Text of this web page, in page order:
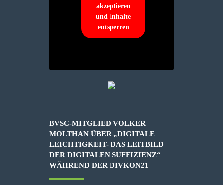
akzeptieren
und Inhalte
entsperren
BVSC-MITGLIED VOLKER
MOLTHAN ÜBER „DIGITALE
LEICHTIGKEIT- DAS LEITBILD
DER DIGITALEN SUFFIZIENZ“
WÄHREND DER DIVKON21